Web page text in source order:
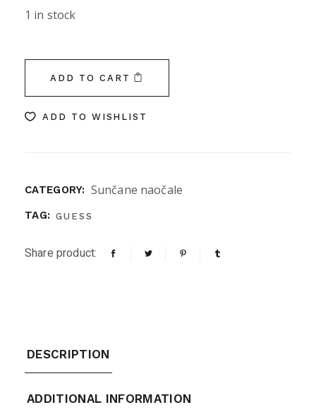
1 in stock
ADD TO CART
ADD TO WISHLIST
CATEGORY: Sunčane naočale
TAG: GUESS
Share product:
DESCRIPTION
ADDITIONAL INFORMATION